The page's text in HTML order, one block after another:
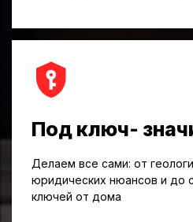
Под ключ-
Делаем все сами: от
юридических нюансов и до
ключей от дома